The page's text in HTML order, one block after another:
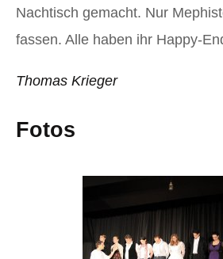
Nachtisch gemacht. Nur
fassen. Alle haben ihr Happy-
Thomas Krieger
Fotos